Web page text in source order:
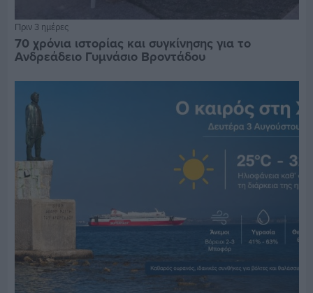
Πριν 3 ημέρες
70 χρόνια ιστορίας και συγκίνησης για το
Ανδρεάδειο Γυμνάσιο Βροντάδου